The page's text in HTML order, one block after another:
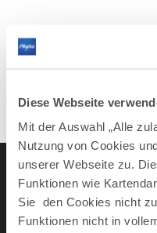
Diese Webseite
Mit der Auswahl „Alle
Nutzung von Cookies
unserer Webseite zu.
Funktionen wie
Sie den Cookies nicht
Funktionen nicht in
Mehr erfahren